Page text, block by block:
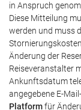
in Anspruch
Diese Mitteilung
werden und muss
Änderung der
Reiseveranstalter
Ankunftsdatum
angegebene E-
Platformfür